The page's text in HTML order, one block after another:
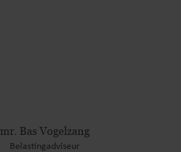
mr. Bas Vogelzang
Belastingadviseur